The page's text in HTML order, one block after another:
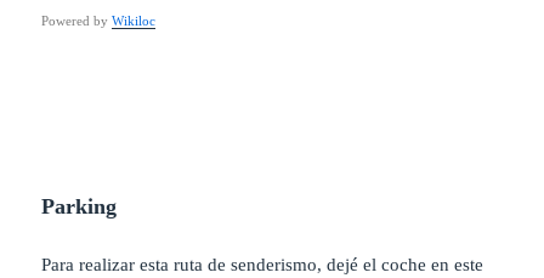
Powered byWikiloc
Parking
Para realizar esta ruta de senderismo, dejé el coche en este